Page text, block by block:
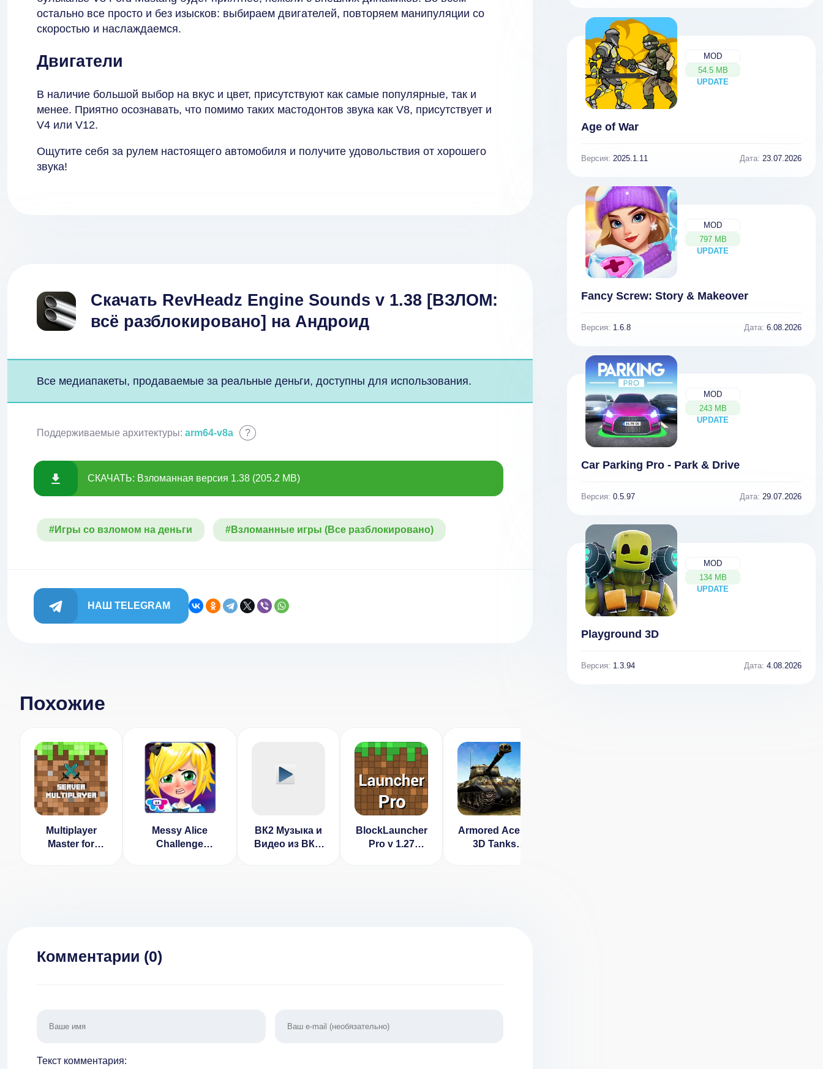
остально все просто и без изысков: выбираем двигателей, повторяем манипуляции со
скоростью и наслаждаемся.
Двигатели
В наличие большой выбор на вкус и цвет, присутствуют как самые популярные, так и
менее. Приятно осознавать, что помимо таких мастодонтов звука как V8, присутствует и
V4 или V12.
Ощутите себя за рулем настоящего автомобиля и получите удовольствия от хорошего
звука!
Скачать RevHeadz Engine Sounds v 1.38 [ВЗЛОМ:
всё разблокировано] на Андроид
Все медиапакеты, продаваемые за реальные деньги, доступны для использования.
Поддерживаемые архитектуры: arm64-v8a ?
СКАЧАТЬ: Взломанная версия 1.38 (205.2 MB)
#Игры со взломом на деньги #Взломанные игры (Все разблокировано)
НАШ TELEGRAM
Похожие
Multiplayer
Master for
Messy Alice
Challenge
ВК2 Музыка и
Видео из ВК v
BlockLauncher
Pro v 1.27
Armored Aces -
3D Tanks
Комментарии (0)
Текст комментария:
MOD
54.5 MB
UPDATE
NEW
Age of War
Версия: 2025.1.11 Дата: 23.07.2026
MOD
797 MB
UPDATE
NEW
Fancy Screw: Story & Makeover
Версия: 1.6.8 Дата: 6.08.2026
MOD
243 MB
UPDATE
NEW
Car Parking Pro - Park & Drive
Версия: 0.5.97 Дата: 29.07.2026
MOD
134 MB
UPDATE
NEW
Playground 3D
Версия: 1.3.94 Дата: 4.08.2026